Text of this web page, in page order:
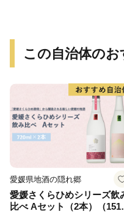
この自治体の
愛媛県地酒の隠れ郷
愛媛さくらひめシリーズ飲
比べ Aセット（2本）（151-